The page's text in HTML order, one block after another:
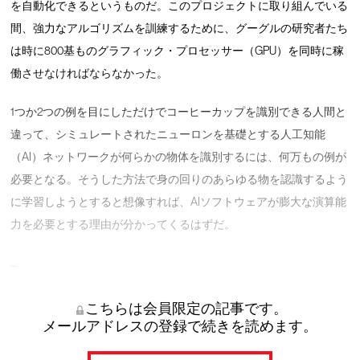
を自動化できるというものだ。このプロジェクトに取り組んでいる
間、強力なアルゴリズムを訓練するために、グーグルの研究者たち
は時に800基ものグラフィック・プロセッサー（GPU）を同時に稼
働させなければならなかった。
1つか2つの例を目にしただけでコーヒーカップを識別できる人間と
違って、シミュレートされたニューロンを基礎とする人工知能
（AI）ネットワークが何らかの物体を識別するには、何万もの例が
必要となる。そうした方法で身の回りのあらゆる物を認識するよう
に学習しようとすると想像すれば、AIソフトウェアが膨大な演算能
力を必要とする理由が分かってくるはずだ。
こちらは会員限定の記事です。
メールアドレスの登録で続きを読めます。